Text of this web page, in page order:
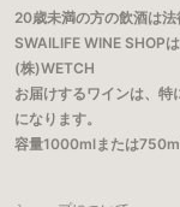
20歳未満の方の飲酒は法
SWAILIFE WINE SHOP
(株)WETCH
お届けするワインは、特
になります。
容量1000mlまたは